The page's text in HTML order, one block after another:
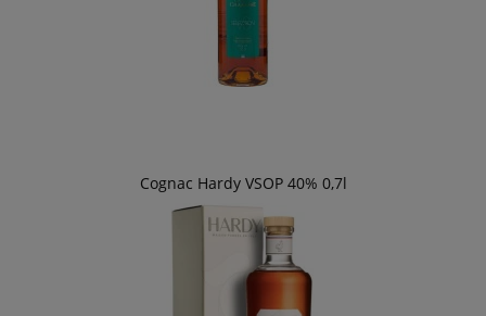
Cognac Hardy VSOP 40% 0,7l